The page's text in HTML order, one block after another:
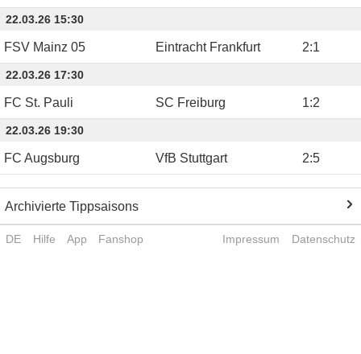
22.03.26 15:30
FSV Mainz 05 Eintracht Frankfurt 2:1
22.03.26 17:30
FC St. Pauli SC Freiburg 1:2
22.03.26 19:30
FC Augsburg VfB Stuttgart 2:5
Archivierte Tippsaisons
DE Hilfe App Fanshop Impressum Datenschutz